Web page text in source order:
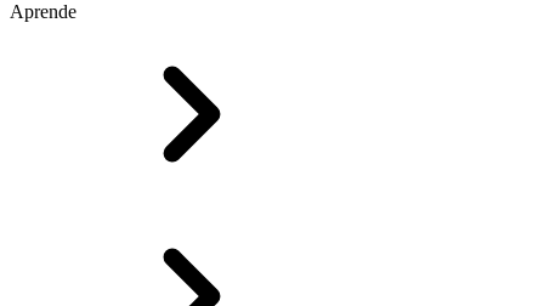
Aprende